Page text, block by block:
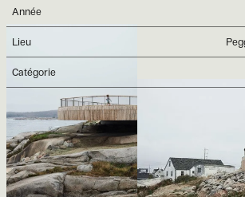
Année
Lieu
Catégorie